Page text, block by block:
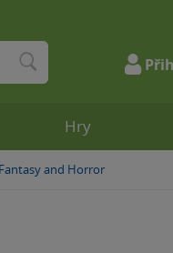
and Horror
Hry